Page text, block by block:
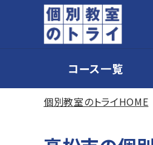
コース一覧
個別教室のトライHOME